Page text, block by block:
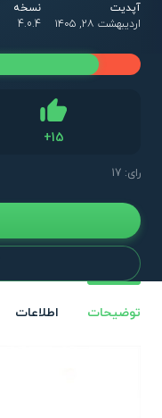
آپدیت
اردیبهشت ۲۸, ۱۴۰۵
نسخه
4.0.4
+15
رای: 17
توضیحات اطلاعات